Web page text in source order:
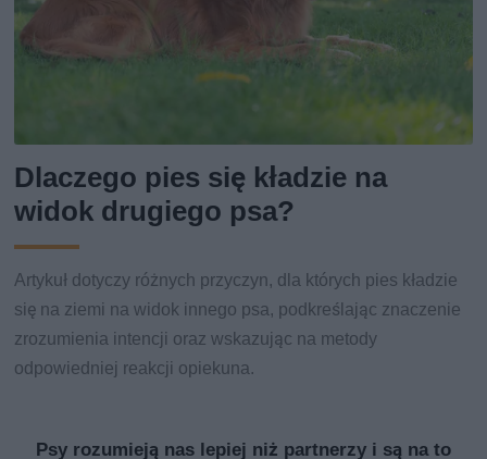
Dlaczego pies się kładzie na
widok drugiego psa?
Artykuł dotyczy różnych przyczyn, dla których pies kładzie
się na ziemi na widok innego psa, podkreślając znaczenie
zrozumienia intencji oraz wskazując na metody
odpowiedniej reakcji opiekuna.
Psy rozumieją nas lepiej niż partnerzy i są na to